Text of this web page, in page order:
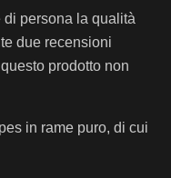
persona la qualità
due recensioni
prodotto non
in rame puro, di cui